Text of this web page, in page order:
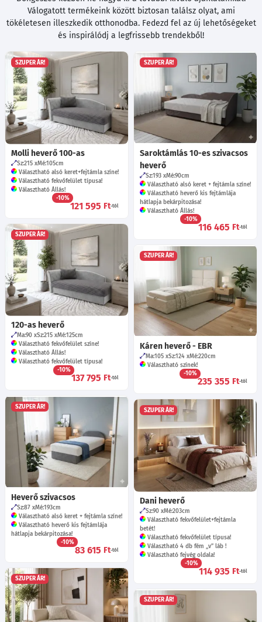
Válogatott termékeink között biztosan találsz olyat, ami
tökéletesen illeszkedik otthonodba. Fedezd fel az új lehetőségeket
és inspirálódj a legfrissebb trendekből!
SZUPER ÁR!
Molli heverő 100-as
Sz:215 Mé:105cm
Választható alsó keret+fejtámla színe!
Választható fekvőfelület típusa!
Választható Állás!
-10%
121 595 Ft-tól
SZUPER ÁR!
Saroktámlás 10-es szivacsos
heverő
Sz:193 Mé:90cm
Választható alsó keret + fejtámla színe!
Választható heverő kis fejtámlája
hátlapja bekárpitozása!
Választható Állás!
-10%
116 465 Ft-tól
SZUPER ÁR!
120-as heverő
Ma:90 Sz:215 Mé:125cm
Választható fekvőfelület színe!
Választható Állás!
Választható fekvőfelület típusa!
-10%
137 795 Ft-tól
SZUPER ÁR!
Káren heverő - EBR
Ma:105 Sz:124 Mé:220cm
Választható színek!
-10%
235 355 Ft-tól
SZUPER ÁR!
Heverő szivacsos
Sz:87 Mé:193cm
Választható alsó keret + fejtámla színe!
Választható heverő kis fejtámlája
hátlapja bekárpitozása!
-10%
83 615 Ft-tól
SZUPER ÁR!
Dani heverő
Sz:90 Mé:203cm
Választható fekvőfelület+fejtámla
betét!
Választható fekvőfelület típusa!
Választható 4 db fém „v” láb !
Választható fejvég oldala!
-10%
114 935 Ft-tól
SZUPER ÁR!
SZUPER ÁR!